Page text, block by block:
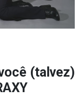
(talvez)